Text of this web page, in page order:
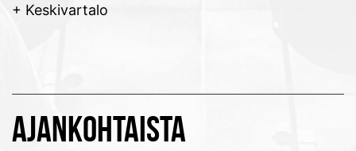
+ Keskivartalo
AJANKOHTAISTA